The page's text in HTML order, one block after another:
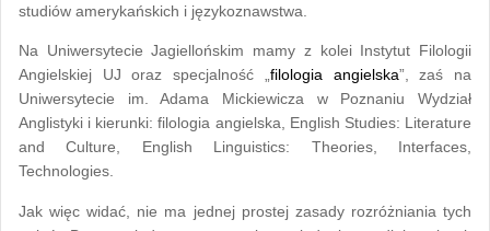
studiów amerykańskich i językoznawstwa.
Na Uniwersytecie Jagiellońskim mamy z kolei Instytut Filologii
Angielskiej UJ oraz specjalność „filologia angielska”, zaś na
Uniwersytecie im. Adama Mickiewicza w Poznaniu Wydział
Anglistyki i kierunki: filologia angielska, English Studies: Literature
and Culture, English Linguistics: Theories, Interfaces,
Technologies.
Jak więc widać, nie ma jednej prostej zasady rozróżniania tych